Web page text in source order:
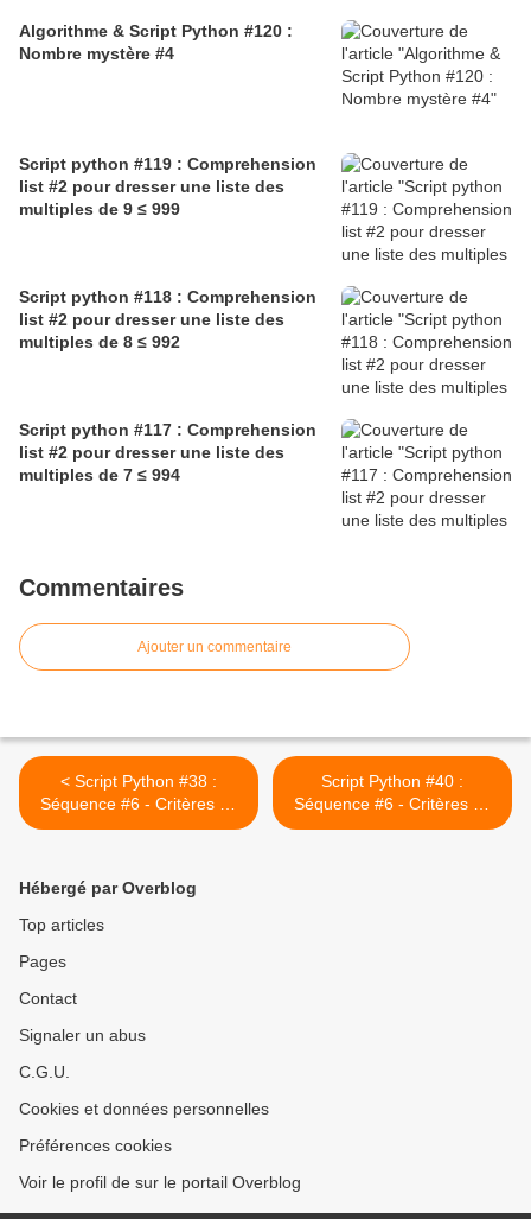
Algorithme & Script Python #120 :
Nombre mystère #4
Script python #119 : Comprehension
list #2 pour dresser une liste des
multiples de 9 ≤ 999
Script python #118 : Comprehension
list #2 pour dresser une liste des
multiples de 8 ≤ 992
Script python #117 : Comprehension
list #2 pour dresser une liste des
multiples de 7 ≤ 994
Commentaires
Ajouter un commentaire
< Script Python #38 :
Séquence #6 - Critères de
divisibilité par 3 (corrigé) bis
Script Python #40 :
Séquence #6 - Critères de
divisibilité par 5 (corrigé) >
Hébergé par Overblog
Top articles
Pages
Contact
Signaler un abus
C.G.U.
Cookies et données personnelles
Préférences cookies
Voir le profil de sur le portail Overblog